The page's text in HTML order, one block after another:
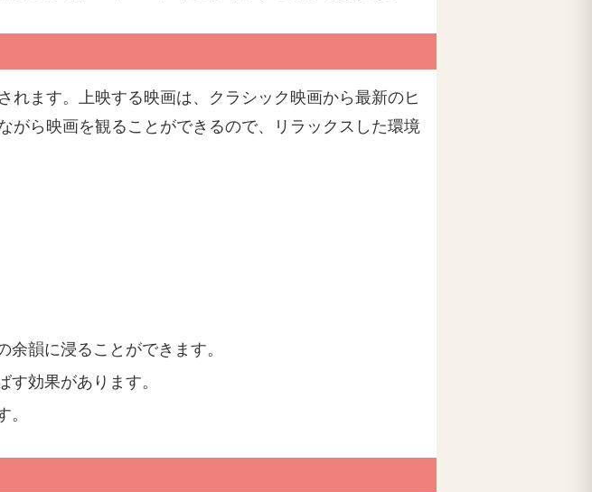
ます。上映する映画は、クラシック映画から最新のヒ
がら映画を観ることができるので、リラックスした環境
韻に浸ることができます。
効果があります。